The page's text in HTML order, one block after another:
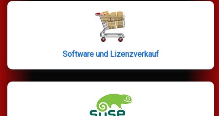
Software und Lizenzverkauf